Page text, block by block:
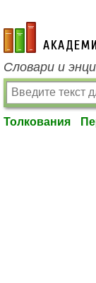
academic.ru
Словари и
Толкования